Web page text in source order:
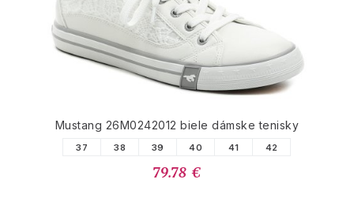
Mustang 26M0242012 biele dámske tenisky
37 38 39 40 41 42
79.78 €